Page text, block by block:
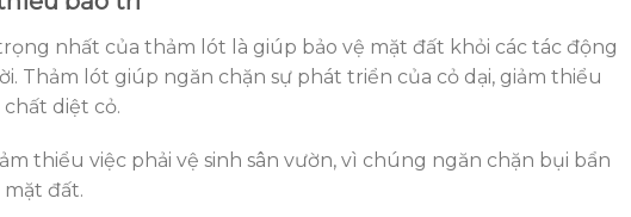
nhất của thảm lót là giúp bảo vệ mặt đất khỏi các tác động
Thảm lót giúp ngăn chặn sự phát triển của cỏ dại, giảm thiểu
diệt cỏ.
thiểu việc phải vệ sinh sân vườn, vì chúng ngăn chặn bụi bẩn
đất.